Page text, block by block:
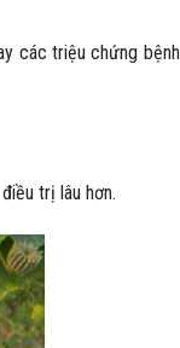
các triệu chứng bệnh
trị lâu hơn.